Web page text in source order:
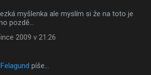
myšlenka ale myslím si že na toto je
pozdě...
2009 v 21:26
píše…